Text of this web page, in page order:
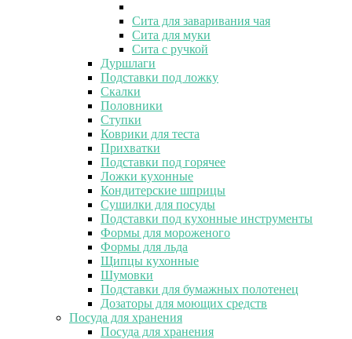
Сита для заваривания чая
Сита для муки
Сита с ручкой
Дуршлаги
Подставки под ложку
Скалки
Половники
Ступки
Коврики для теста
Прихватки
Подставки под горячее
Ложки кухонные
Кондитерские шприцы
Сушилки для посуды
Подставки под кухонные инструменты
Формы для мороженого
Формы для льда
Щипцы кухонные
Шумовки
Подставки для бумажных полотенец
Дозаторы для моющих средств
Посуда для хранения
Посуда для хранения